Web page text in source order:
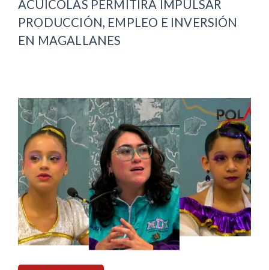
ACUÍCOLAS PERMITIRÁ IMPULSAR
PRODUCCIÓN, EMPLEO E INVERSIÓN
EN MAGALLANES